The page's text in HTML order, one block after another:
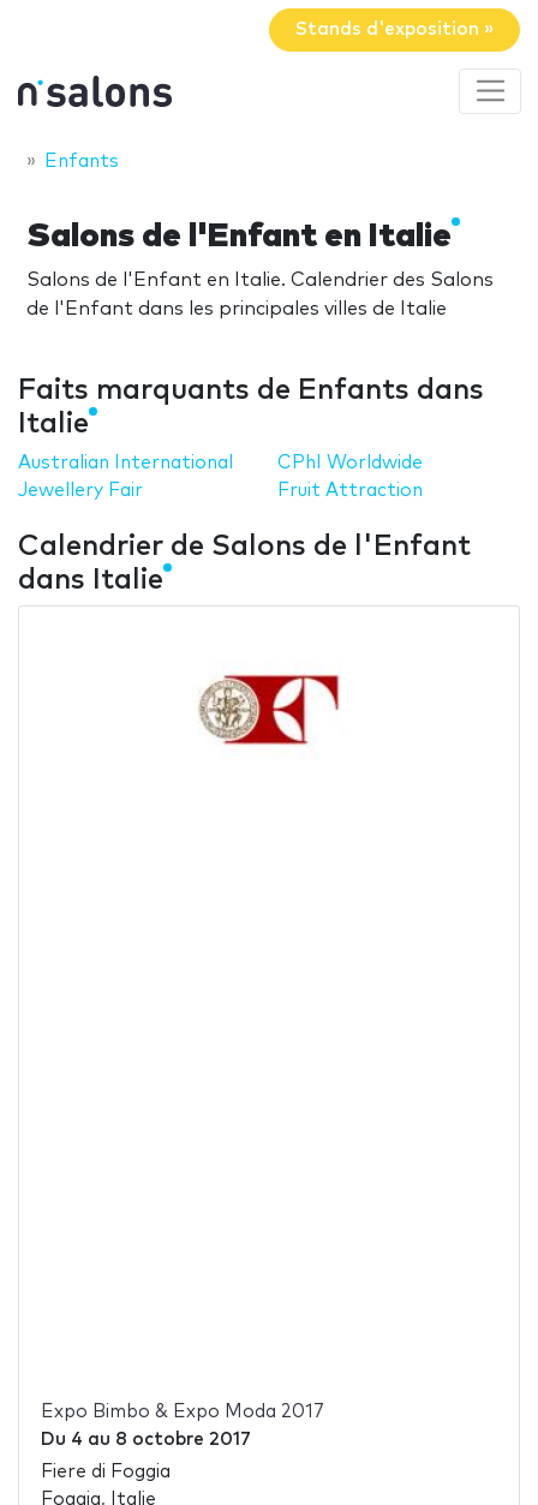
Stands d'exposition »
Enfants
Salons de l'Enfant en Italie
Salons de l'Enfant en Italie. Calendrier des Salons
de l'Enfant dans les principales villes de Italie
Faits marquants de Enfants dans
Italie
Australian International
Jewellery Fair
CPhI Worldwide
Fruit Attraction
Calendrier de Salons de l'Enfant
dans Italie
Expo Bimbo & Expo Moda 2017
Du 4 au 8 octobre 2017
Fiere di Foggia
Foggia, Italie